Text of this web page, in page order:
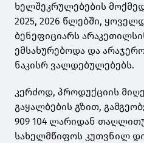
ხელშეკრულებების
2025, 2026 წლებში,
ბენეფიციარს
ემსახურებოდა და
ნაკისრ ვალდებულებებს.
კერძოდ, პროდუქციის
გაყალბების გზით,
909 104 ლარიდან
სახელმწიფოს კუთვნილ